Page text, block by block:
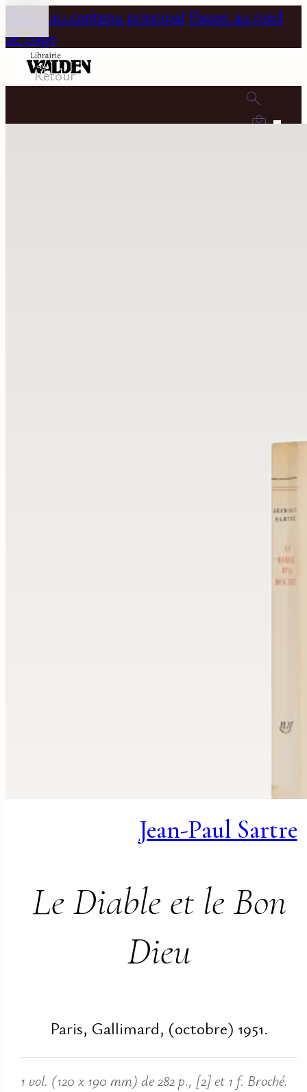
Passer au contenu principal Passer au pied
de page
0
Jean-Paul Sartre
Le Diable et le Bon
Dieu
Paris, Gallimard, (octobre) 1951.
1 vol. (120 x 190 mm) de 282 p., [2] et 1 f. Broché.
Retour